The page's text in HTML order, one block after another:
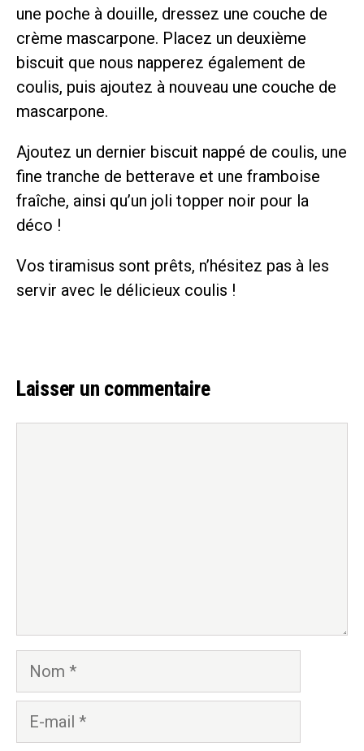
une poche à douille, dressez une couche de
crème mascarpone. Placez un deuxième
biscuit que nous napperez également de
coulis, puis ajoutez à nouveau une couche de
mascarpone.
Ajoutez un dernier biscuit nappé de coulis, une
fine tranche de betterave et une framboise
fraîche, ainsi qu’un joli topper noir pour la
déco !
Vos tiramisus sont prêts, n’hésitez pas à les
servir avec le délicieux coulis !
Laisser un commentaire
Nom